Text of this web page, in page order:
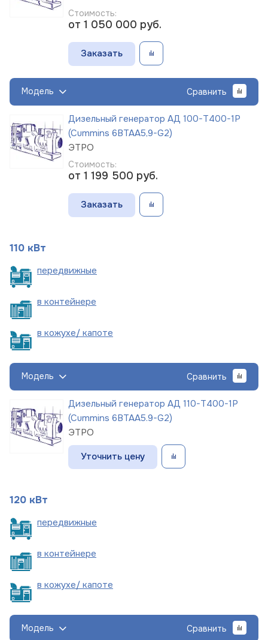
Стоимость:
от 1 050 000 руб.
Заказать
Модель Сравнить
Дизельный генератор АД 100-Т400-1Р
(Cummins 6BTAA5,9-G2)
ЭТРО
Стоимость:
от 1 199 500 руб.
Заказать
110 кВт
передвижные
в контейнере
в кожухе/ капоте
Модель Сравнить
Дизельный генератор АД 110-Т400-1Р
(Cummins 6BTAA5.9-G2)
ЭТРО
Уточнить цену
120 кВт
передвижные
в контейнере
в кожухе/ капоте
Модель Сравнить